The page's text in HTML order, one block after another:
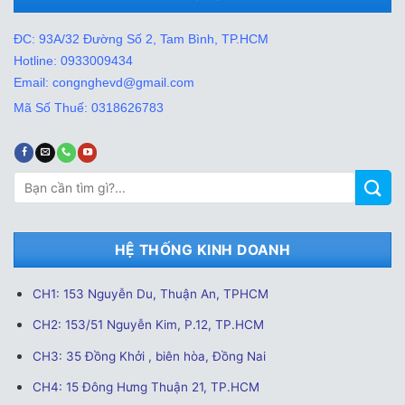
ĐC: 93A/32 Đường Số 2, Tam Bình, TP.HCM
Hotline: 0933009434
Email: congnghevd@gmail.com
Mã Số Thuế: 0318626783
Tìm
kiếm:
HỆ THỐNG KINH DOANH
CH1: 153 Nguyễn Du, Thuận An, TPHCM
CH2: 153/51 Nguyễn Kim, P.12, TP.HCM
CH3: 35 Đồng Khởi , biên hòa, Đồng Nai
CH4: 15 Đông Hưng Thuận 21, TP.HCM